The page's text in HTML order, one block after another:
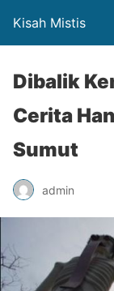
Kisah Mistis
Dibalik
Cerita
Sumut
admin